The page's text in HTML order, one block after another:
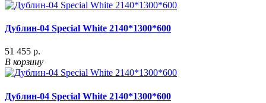
Дублин-04 Special White 2140*1300*600
51 455 р.
В корзину
Дублин-04 Special White 2140*1300*600